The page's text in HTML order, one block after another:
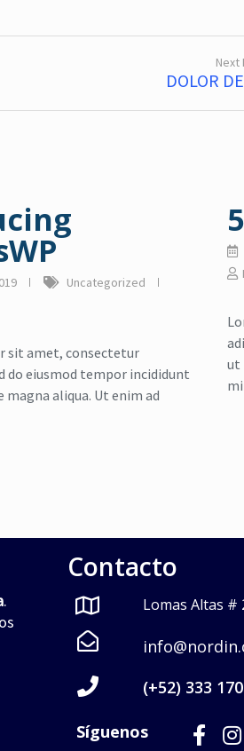
Next
DOLOR
Uncategorized
sit amet, consectetur
do eiusmod tempor incididunt
aliqua. Ut enim ad
ut
.
Contacto
Lomas Altas #
(+52) 333
Síguenos